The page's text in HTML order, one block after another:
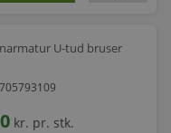
U-tud bruser
kr. pr. stk.